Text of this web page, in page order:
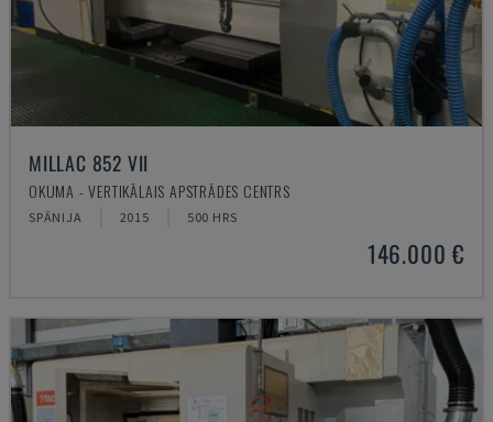
MILLAC 852 VII
OKUMA - VERTIKĀLAIS APSTRĀDES CENTRS
SPĀNIJA 2015 500 HRS
146.000 €